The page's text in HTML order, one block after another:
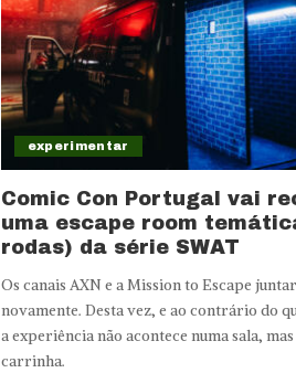
experimentar
Comic Con Portugal vai
uma escape room
rodas) da série SWAT
Os canais AXN e a Mission to Escape
novamente. Desta vez, e ao contrário do
a experiência não acontece numa sala,
carrinha.